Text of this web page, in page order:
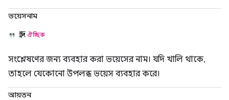
ভয়েসনাম
স্ট্রিং ঐচ্ছিক
সংশ্লেষণের জন্য ব্যবহার করা ভয়েসের নাম। যদি খালি থাকে,
তাহলে যেকোনো উপলব্ধ ভয়েস ব্যবহার করে।
আয়তন